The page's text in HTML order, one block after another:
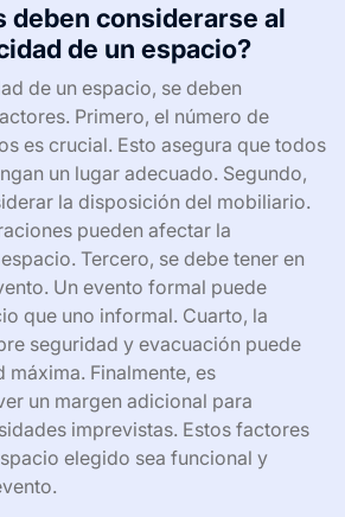
deben considerarse al
de un espacio?
de un espacio, se deben
Primero, el número de
es crucial. Esto asegura que todos
un lugar adecuado. Segundo,
la disposición del mobiliario.
pueden afectar la
Tercero, se debe tener en
Un evento formal puede
que uno informal. Cuarto, la
seguridad y evacuación puede
Finalmente, es
un margen adicional para
imprevistas. Estos factores
elegido sea funcional y